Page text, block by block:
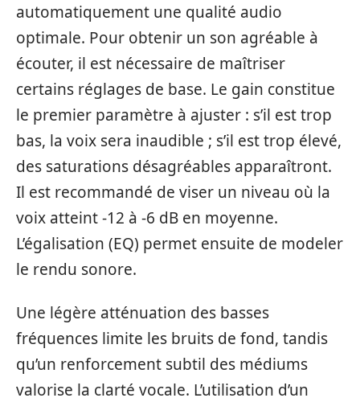
automatiquement une qualité audio
optimale. Pour obtenir un son agréable à
écouter, il est nécessaire de maîtriser
certains réglages de base. Le gain constitue
le premier paramètre à ajuster : s’il est trop
bas, la voix sera inaudible ; s’il est trop élevé,
des saturations désagréables apparaîtront.
Il est recommandé de viser un niveau où la
voix atteint -12 à -6 dB en moyenne.
L’égalisation (EQ) permet ensuite de modeler
le rendu sonore.
Une légère atténuation des basses
fréquences limite les bruits de fond, tandis
qu’un renforcement subtil des médiums
valorise la clarté vocale. L’utilisation d’un